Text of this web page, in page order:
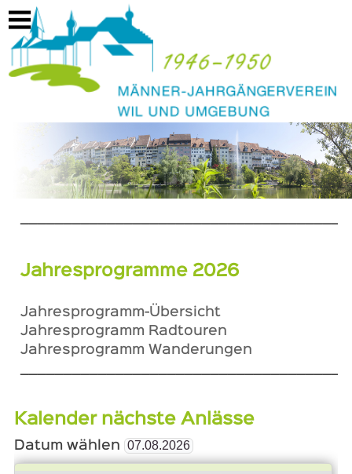
https://mjwil46-50.ch/anlaesseevents
Jahresprogramme 2026
Jahresprogramm-Übersicht
Jahresprogramm Radtouren
Jahresprogramm Wanderungen
Kalender nächste Anlässe
Datum wählen